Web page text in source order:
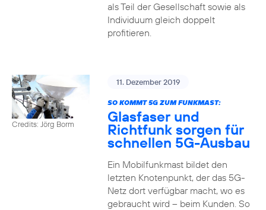
als Teil der Gesellschaft sowie als
Individuum gleich doppelt
profitieren.
Credits: Jörg Borm
11. Dezember 2019
SO KOMMT 5G ZUM FUNKMAST:
Glasfaser und
Richtfunk sorgen für
schnellen 5G-Ausbau
Ein Mobilfunkmast bildet den
letzten Knotenpunkt, der das 5G-
Netz dort verfügbar macht, wo es
gebraucht wird – beim Kunden. So